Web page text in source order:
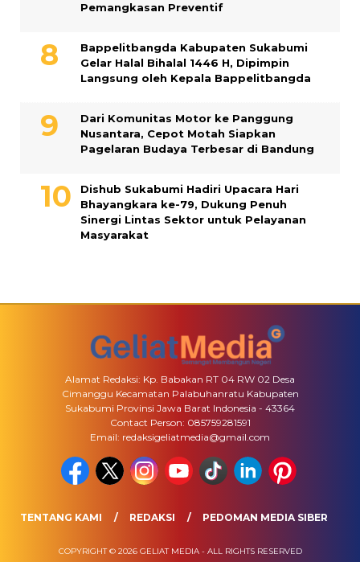
Pemangkasan Preventif
Bappelitbangda Kabupaten Sukabumi
Gelar Halal Bihalal 1446 H, Dipimpin
Langsung oleh Kepala Bappelitbangda
Dari Komunitas Motor ke Panggung
Nusantara, Cepot Motah Siapkan
Pagelaran Budaya Terbesar di Bandung
Dishub Sukabumi Hadiri Upacara Hari
Bhayangkara ke-79, Dukung Penuh
Sinergi Lintas Sektor untuk Pelayanan
Masyarakat
Alamat Redaksi: Kp. Babakan RT 04 RW 02 Desa
Cimanggu Kecamatan Palabuhanratu Kabupaten
Sukabumi Provinsi Jawa Barat Indonesia - 43364
Contact Person: 085759281591
Email: redaksigeliatmedia@gmail.com
TENTANG KAMI REDAKSI PEDOMAN MEDIA SIBER
COPYRIGHT © 2026 GELIAT MEDIA - ALL RIGHTS RESERVED